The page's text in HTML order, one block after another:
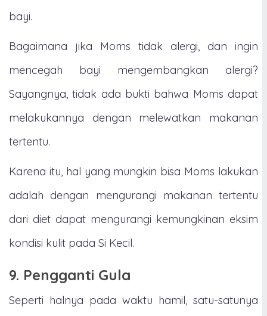
bayi.
Bagaimana jika Moms tidak alergi, dan ingin
mencegah bayi mengembangkan alergi?
Sayangnya, tidak ada bukti bahwa Moms dapat
melakukannya dengan melewatkan makanan
tertentu.
Karena itu, hal yang mungkin bisa Moms lakukan
adalah dengan mengurangi makanan tertentu
dari diet dapat mengurangi kemungkinan eksim
kondisi kulit pada Si Kecil.
9. Pengganti Gula
Seperti halnya pada waktu hamil, satu-satunya